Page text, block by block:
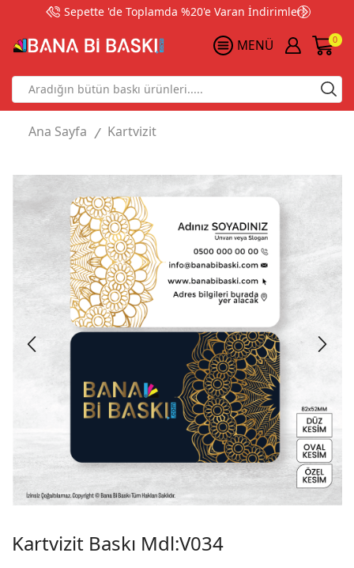
Sepette 'de Toplamda %20'e Varan İndirimler!
MENÜ 0
Search
input
Ana Sayfa / Kartvizit
Kartvizit Baskı Mdl:V034